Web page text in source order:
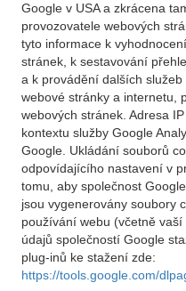
Google v USA a zkrácena
provozovatele webových
tyto informace k
stránek, k sestavování
a k provádění dalších
webové stránky a internetu,
webových stránek. Adresa
kontextu služby Google
Google. Ukládání souborů
odpovídajícího nastavení v
tomu, aby společnost
jsou vygenerovány soubory
používání webu (včetně
údajů společností Google
plug-inů ke stažení zde:
https://tools.google.com/